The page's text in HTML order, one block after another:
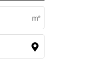
vor 4 Stunden
werden
m²